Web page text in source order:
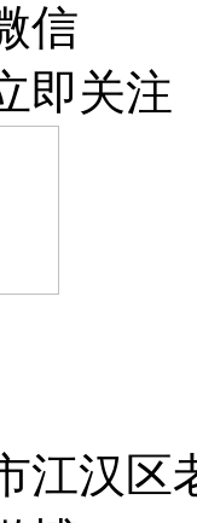
信
即关注
江汉区